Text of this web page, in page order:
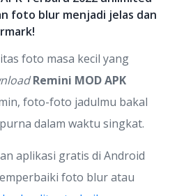
foto blur menjadi jelas dan
foto masa kecil yang
Remini MOD APK
foto-foto jadulmu bakal
dalam waktu singkat.
aplikasi gratis di Android
foto blur atau